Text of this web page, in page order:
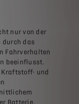
nur von der
durch das
Fahrverhalten
beeinflusst.
und
Batterie.